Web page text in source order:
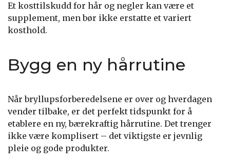
Et kosttilskudd for hår og negler kan være et
supplement, men bør ikke erstatte et variert
kosthold.
Bygg en ny hårrutine
Når bryllupsforberedelsene er over og hverdagen
vender tilbake, er det perfekt tidspunkt for å
etablere en ny, bærekraftig hårrutine. Det trenger
ikke være komplisert – det viktigste er jevnlig
pleie og gode produkter.